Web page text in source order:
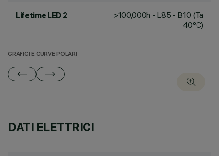
Lifetime LED 2
>100,000h - L85 - B10 (Ta
40°C)
GRAFICI E CURVE POLARI
DATI ELETTRICI